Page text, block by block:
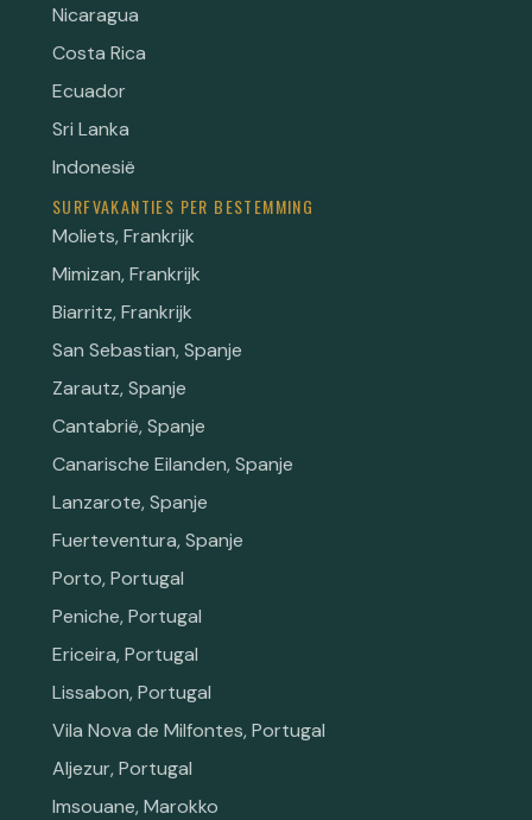
Nicaragua
Costa Rica
Ecuador
Sri Lanka
Indonesië
SURFVAKANTIES PER BESTEMMING
Moliets, Frankrijk
Mimizan, Frankrijk
Biarritz, Frankrijk
San Sebastian, Spanje
Zarautz, Spanje
Cantabrië, Spanje
Canarische Eilanden, Spanje
Lanzarote, Spanje
Fuerteventura, Spanje
Porto, Portugal
Peniche, Portugal
Ericeira, Portugal
Lissabon, Portugal
Vila Nova de Milfontes, Portugal
Aljezur, Portugal
Imsouane, Marokko